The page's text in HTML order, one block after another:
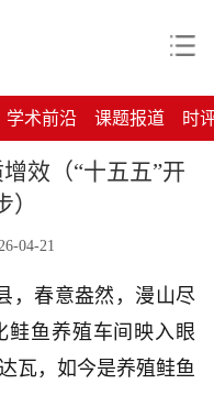
学术前沿 课题报道 时
效（“十五五”开
04-21
春意盎然，漫山尽
鲑鱼养殖车间映入眼
瓦，如今是养殖鲑鱼